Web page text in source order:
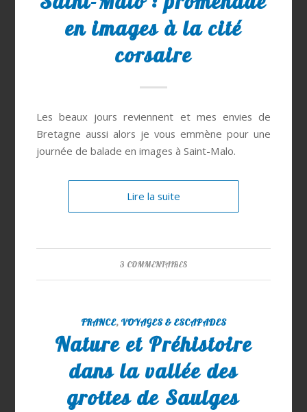
en images à la cité
corsaire
Les beaux jours reviennent et mes envies de
Bretagne aussi alors je vous emmène pour une
journée de balade en images à Saint-Malo.
Lire la suite
3 COMMENTAIRES
FRANCE, VOYAGES & ESCAPADES
Nature et Préhistoire
dans la vallée des
grottes de Saulges